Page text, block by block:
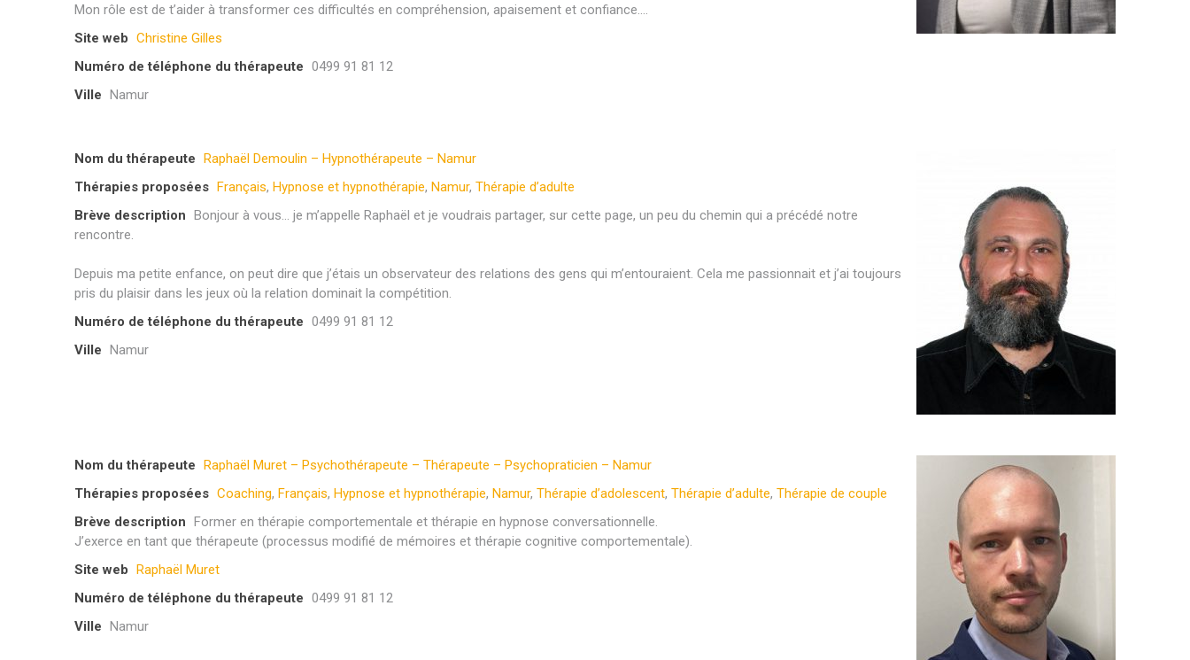
Mon rôle est de t’aider à transformer ces difficultés en compréhension, apaisement et confiance….
Site web Christine Gilles
Numéro de téléphone du thérapeute 0499 91 81 12
Ville Namur
Nom du thérapeute Raphaël Demoulin – Hypnothérapeute – Namur
Thérapies proposées Français,Hypnose et hypnothérapie,Namur,Thérapie d’adulte
Brève description Bonjour à vous… je m’appelle Raphaël et je voudrais partager, sur cette page, un peu du chemin qui a précédé notre
rencontre.
Depuis ma petite enfance, on peut dire que j’étais un observateur des relations des gens qui m’entouraient. Cela me passionnait et j’ai toujours
pris du plaisir dans les jeux où la relation dominait la compétition.
Numéro de téléphone du thérapeute 0499 91 81 12
Ville Namur
Nom du thérapeute Raphaël Muret – Psychothérapeute – Thérapeute – Psychopraticien – Namur
Thérapies proposées Coaching,Français,Hypnose et hypnothérapie,Namur,Thérapie d’adolescent,Thérapie d’adulte,Thérapie de couple
Brève description Former en thérapie comportementale et thérapie en hypnose conversationnelle.
J’exerce en tant que thérapeute (processus modifié de mémoires et thérapie cognitive comportementale).
Site web Raphaël Muret
Numéro de téléphone du thérapeute 0499 91 81 12
Ville Namur